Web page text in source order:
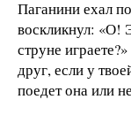
Паганини ехал
воскликнул: «О!
струне
друг, если у
поедет она или